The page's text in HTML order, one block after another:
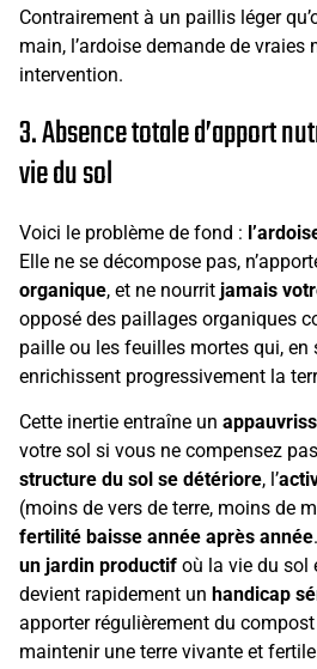
Contrairement à un paillis léger
main, l’ardoise demande de
intervention.
3. Absence totale d’apport
vie du sol
Voici le problème de fond :
Elle ne se décompose pas,
organique, et ne nourrit jamais
opposé des paillages organiques
paille ou les feuilles mortes qui, en
enrichissent progressivement la
Cette inertie entraîne un
votre sol si vous ne compensez
structure du sol se détériore, l’
(moins de vers de terre, moins de
fertilité baisse année après année
un jardin productif où la vie du sol
devient rapidement un handicap
apporter régulièrement du
maintenir une terre vivante et